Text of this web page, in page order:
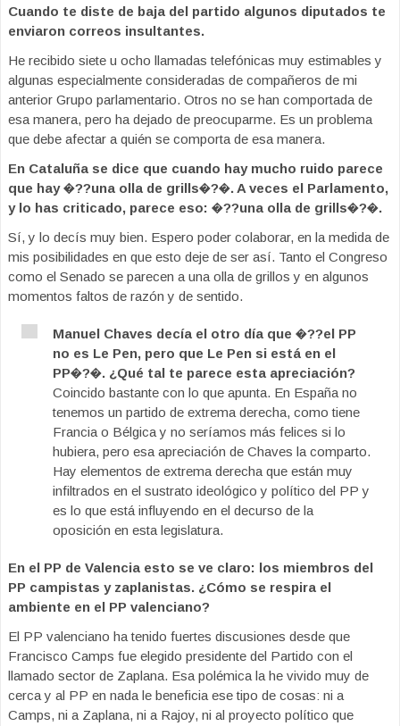
Cuando te diste de baja del partido algunos diputados te
enviaron correos insultantes.
He recibido siete u ocho llamadas telefónicas muy estimables y
algunas especialmente consideradas de compañeros de mi
anterior Grupo parlamentario. Otros no se han comportada de
esa manera, pero ha dejado de preocuparme. Es un problema
que debe afectar a quién se comporta de esa manera.
En Cataluña se dice que cuando hay mucho ruido parece
que hay �??una olla de grills�?�. A veces el Parlamento,
y lo has criticado, parece eso: �??una olla de grills�?�.
Sí, y lo decís muy bien. Espero poder colaborar, en la medida de
mis posibilidades en que esto deje de ser así. Tanto el Congreso
como el Senado se parecen a una olla de grillos y en algunos
momentos faltos de razón y de sentido.
Manuel Chaves decía el otro día que �??el PP
no es Le Pen, pero que Le Pen si está en el
PP�?�. ¿Qué tal te parece esta apreciación?
Coincido bastante con lo que apunta. En España no
tenemos un partido de extrema derecha, como tiene
Francia o Bélgica y no seríamos más felices si lo
hubiera, pero esa apreciación de Chaves la comparto.
Hay elementos de extrema derecha que están muy
infiltrados en el sustrato ideológico y político del PP y
es lo que está influyendo en el decurso de la
oposición en esta legislatura.
En el PP de Valencia esto se ve claro: los miembros del
PP campistas y zaplanistas. ¿Cómo se respira el
ambiente en el PP valenciano?
El PP valenciano ha tenido fuertes discusiones desde que
Francisco Camps fue elegido presidente del Partido con el
llamado sector de Zaplana. Esa polémica la he vivido muy de
cerca y al PP en nada le beneficia ese tipo de cosas: ni a
Camps, ni a Zaplana, ni a Rajoy, ni al proyecto político que